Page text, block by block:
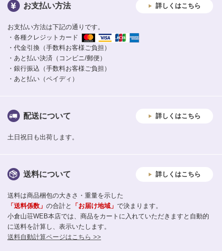
お支払い方法 詳しくはこちら
お支払い方法は下記の通りです。
・各種クレジットカード
・代金引換（手数料お客様ご負担）
・あと払い決済（コンビニ/郵便）
・銀行振込（手数料お客様ご負担）
・あと払い（ペイディ）
配送について 詳しくはこちら
土日祝日も出荷します。
送料について 詳しくはこちら
送料は商品梱包の大きさ・重量を示した
「送料係数」 の合計と 「お届け地域」 で決まります。
小倉山荘WEB本店では、商品をカートに入れていただきますと自動的
に送料を計算し、表示いたします。
送料自動計算ページはこちら >>